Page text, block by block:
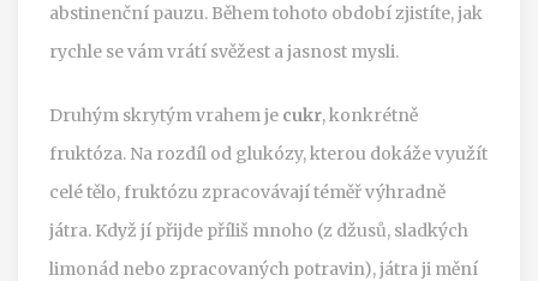
abstinenční pauzu. Během tohoto období zjistíte, jak
rychle se vám vrátí svěžest a jasnost mysli.
Druhým skrytým vrahem je cukr, konkrétně
fruktóza. Na rozdíl od glukózy, kterou dokáže využít
celé tělo, fruktózu zpracovávají téměř výhradně
játra. Když jí přijde příliš mnoho (z džusů, sladkých
limonád nebo zpracovaných potravin), játra ji mění